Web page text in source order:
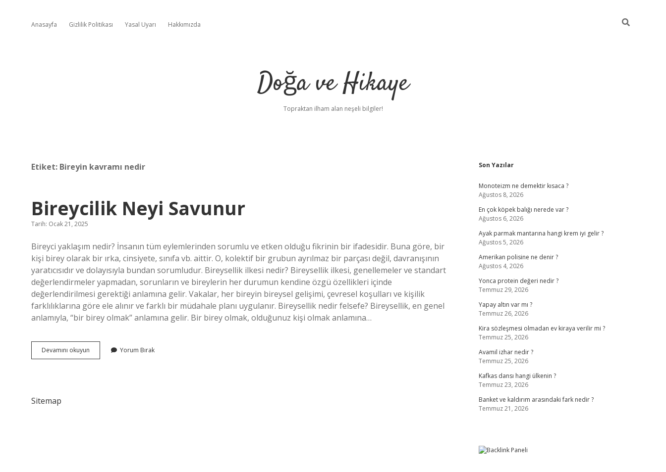
Anasayfa Gizlilik Politikası Yasal Uyarı Hakkımızda
Doğa ve Hikaye
Topraktan ilham alan neşeli bilgiler!
Etiket: Bireyin kavramı nedir
Bireycilik Neyi Savunur
Tarih: Ocak 21, 2025
Bireyci yaklaşım nedir? İnsanın tüm eylemlerinden sorumlu ve etken olduğu fikrinin bir ifadesidir. Buna göre, bir
kişi birey olarak bir ırka, cinsiyete, sınıfa vb. aittir. O, kolektif bir grubun ayrılmaz bir parçası değil, davranışının
yaratıcısıdır ve dolayısıyla bundan sorumludur. Bireysellik ilkesi nedir? Bireysellik ilkesi, genellemeler ve standart
değerlendirmeler yapmadan, sorunların ve bireylerin her durumun kendine özgü özellikleri içinde
değerlendirilmesi gerektiği anlamına gelir. Vakalar, her bireyin bireysel gelişimi, çevresel koşulları ve kişilik
farklılıklarına göre ele alınır ve farklı bir müdahale planı uygulanır. Bireysellik nedir felsefe? Bireysellik, en genel
anlamıyla, “bir birey olmak” anlamına gelir. Bir birey olmak, olduğunuz kişi olmak anlamına…
Devamını okuyun Bireycilik
Neyi
Yorum Bırak
Sitemap
Sidebar
Son Yazılar
Monoteizm ne demektir kısaca ?
Ağustos 8, 2026
En çok köpek balığı nerede var ?
Ağustos 6, 2026
Ayak parmak mantarına hangi krem iyi gelir ?
Ağustos 5, 2026
Amerikan polisine ne denir ?
Ağustos 4, 2026
Yonca protein değeri nedir ?
Temmuz 29, 2026
Yapay altın var mı ?
Temmuz 26, 2026
Kira sözleşmesi olmadan ev kiraya verilir mi ?
Temmuz 25, 2026
Avamil izhar nedir ?
Temmuz 25, 2026
Kafkas dansı hangi ülkenin ?
Temmuz 23, 2026
Banket ve kaldırım arasındaki fark nedir ?
Temmuz 21, 2026